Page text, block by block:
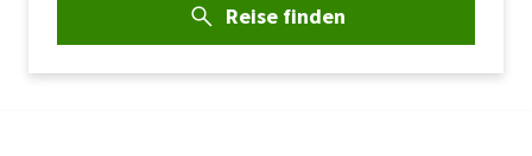
Reise finden